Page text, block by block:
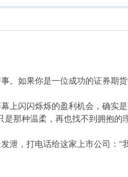
。如果你是一位成功的证券期货
上闪闪烁烁的盈利机会，确实
那种温柔，再也找不到拥抱的理
泄，打电话给这家上市公司：“